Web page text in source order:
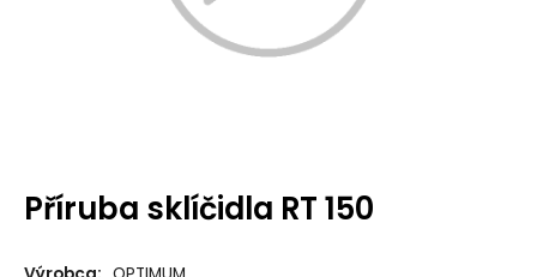
Příruba sklíčidla RT 150